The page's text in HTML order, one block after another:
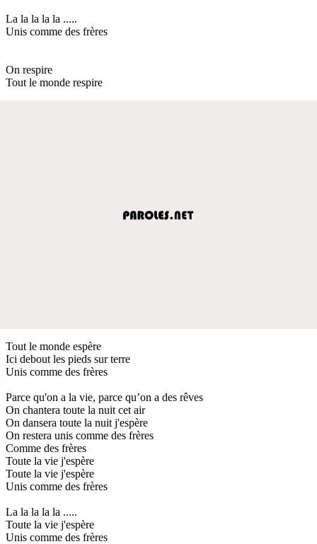
La la la la la .....
Unis comme des frères
On respire
Tout le monde respire
Tout le monde espère
Ici debout les pieds sur terre
Unis comme des frères
Parce qu'on a la vie, parce qu’on a des rêves
On chantera toute la nuit cet air
On dansera toute la nuit j'espère
On restera unis comme des frères
Comme des frères
Toute la vie j'espère
Toute la vie j'espère
Unis comme des frères
La la la la la .....
Toute la vie j'espère
Unis comme des frères